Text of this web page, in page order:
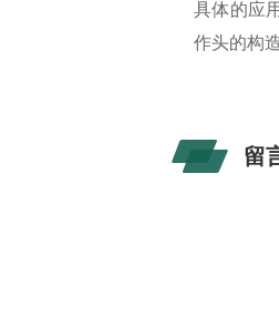
具体的应
作头的构
留